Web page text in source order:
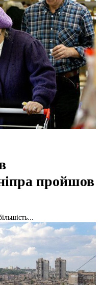
пройшов